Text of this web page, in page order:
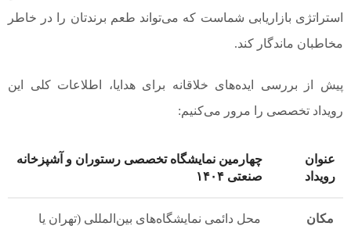
استراتژی بازاریابی شماست که می‌تواند طعم برندتان را در خاطر
مخاطبان ماندگار کند.
پیش از بررسی ایده‌های خلاقانه برای هدایا، اطلاعات کلی این
رویداد تخصصی را مرور می‌کنیم:
عنوان
رویداد
چهارمین نمایشگاه تخصصی رستوران و آشپزخانه
صنعتی ۱۴۰۴
مکان
محل دائمی نمایشگاه‌های بین‌المللی (تهران یا